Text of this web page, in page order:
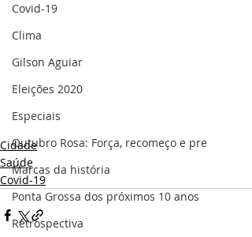
Covid-19
Clima
Gilson Aguiar
Eleições 2020
Especiais
Outubro Rosa: Força, recomeço e pre
Marcas da história
Ponta Grossa dos próximos 10 anos
Retrospectiva
Cidade
Saúde
Covid-19